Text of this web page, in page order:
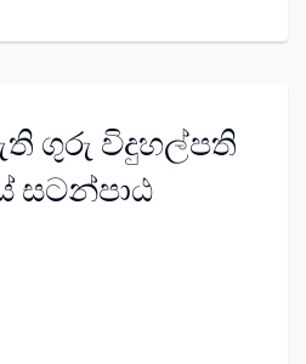
ගුරු විදුහල්පති
සටන්පාඨ